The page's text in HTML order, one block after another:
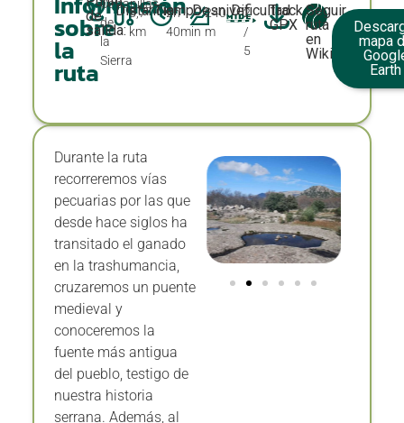
sobre
la
ruta
de
salida:
de
la
Sierra
Distancia:
8,7
km
Tiempo:
2h
40min
Desnivel:
240
m
Dificultad:
2
/
5
Track
GPX
Seguir
ruta
en
Wikiloc
mapa
Earth
Durante la ruta
recorreremos vías
pecuarias por las que
desde hace siglos ha
transitado el ganado
en la trashumancia,
cruzaremos un puente
medieval y
conoceremos la
fuente más antigua
del pueblo, testigo de
nuestra historia
serrana. Además, al